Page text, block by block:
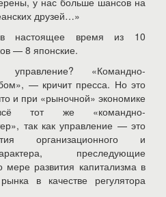
друзей…»
настоящее время из 10
— 8 японские.
управление? «Командно-
— кричит пресса. Но это
и при «рыночной» экономике
тот же «командно-
так как управление — это
организационного и
преследующие
развития капитализма в
в качестве регулятора